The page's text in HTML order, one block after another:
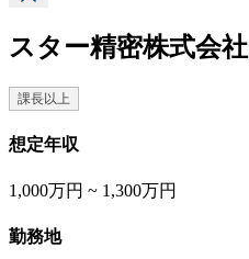
スター精密株式会社
課長以上
想定年収
1,000万円 ~ 1,300万円
勤務地